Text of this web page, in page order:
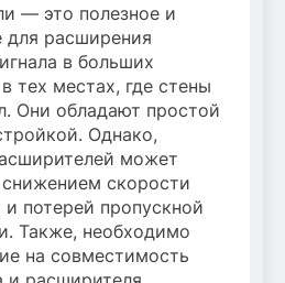
— это полезное и
для расширения
в больших
тех местах, где стены
Они обладают простой
Однако,
может
скорости
потерей пропускной
Также, необходимо
на совместимость